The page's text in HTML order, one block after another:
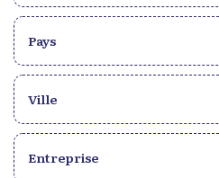
Pays
Ville
Entreprise